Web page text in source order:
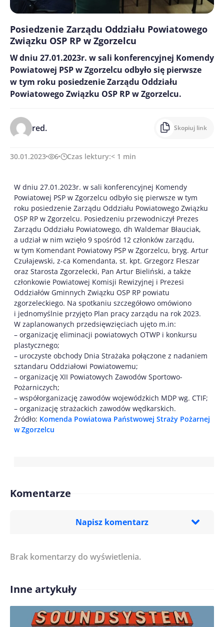
Posiedzenie Zarządu Oddziału Powiatowego
Związku OSP RP w Zgorzelcu
W dniu 27.01.2023r. w sali konferencyjnej Komendy
Powiatowej PSP w Zgorzelcu odbyło się pierwsze
w tym roku posiedzenie Zarządu Oddziału
Powiatowego Związku OSP RP w Zgorzelcu.
red. Skopiuj link
30.01.2023 6 Czas lektury:< 1 min
W dniu 27.01.2023r. w sali konferencyjnej Komendy
Powiatowej PSP w Zgorzelcu odbyło się pierwsze w tym
roku posiedzenie Zarządu Oddziału Powiatowego Związku
OSP RP w Zgorzelcu. Posiedzeniu przewodniczył Prezes
Zarządu Oddziału Powiatowego, dh Waldemar Błauciak,
a udział w nim wzięło 9 spośród 12 członków zarządu,
w tym Komendant Powiatowy PSP w Zgorzelcu, bryg. Artur
Czułajewski, z-ca Komendanta, st. kpt. Grzegorz Fleszar
oraz Starosta Zgorzelecki, Pan Artur Bieliński, a także
członkowie Powiatowej Komisji Rewizyjnej i Prezesi
Oddziałów Gminnych Związku OSP RP powiatu
zgorzeleckiego. Na spotkaniu szczegółowo omówiono
i jednomyślnie przyjęto Plan pracy zarządu na rok 2023.
W zaplanowanych przedsięwzięciach ujęto m.in:
– organizację eliminacji powiatowych OTWP i konkursu
plastycznego;
– uroczyste obchody Dnia Strażaka połączone z nadaniem
sztandaru Oddziałowi Powiatowemu;
– organizację XII Powiatowych Zawodów Sportowo-
Pożarniczych;
– współorganizację zawodów wojewódzkich MDP wg. CTIF;
– organizację strażackich zawodów wędkarskich.
Źródło: Komenda Powiatowa Państwowej Straży Pożarnej
w Zgorzelcu
Komentarze
Napisz komentarz
Treść komentarza*
Imię/ Nick*
Brak komentarzy do wyświetlenia.
Inne artykuły